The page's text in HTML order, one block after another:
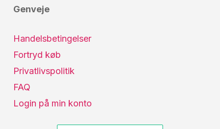
Genveje
Handelsbetingelser
Fortryd køb
Privatlivspolitik
FAQ
Login på min konto